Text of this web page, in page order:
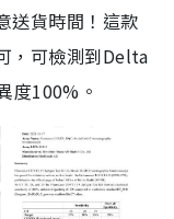
送貨時間！這款
，可檢測到Delta
度100%。